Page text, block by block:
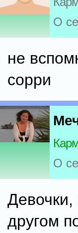
О
не
сорри
О
другом